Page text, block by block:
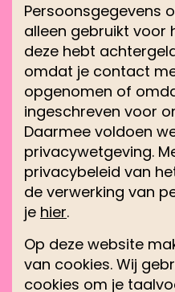
Persoonsgegevens
alleen gebruikt voor
deze hebt
omdat je contact
opgenomen of
ingeschreven voor
Daarmee voldoen
privacywetgeving.
privacybeleid van
de verwerking van
je hier.
Op deze website
van cookies. Wij
cookies om je